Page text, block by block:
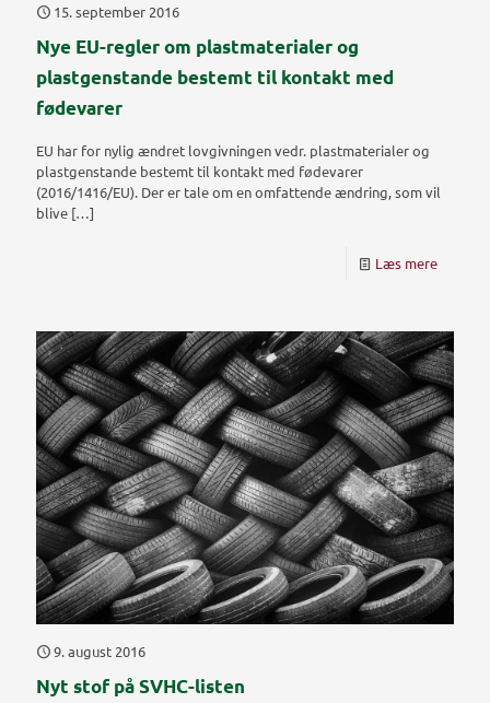
15. september 2016
Nye EU-regler om plastmaterialer og
plastgenstande bestemt til kontakt med
fødevarer
EU har for nylig ændret lovgivningen vedr. plastmaterialer og
plastgenstande bestemt til kontakt med fødevarer
(2016/1416/EU). Der er tale om en omfattende ændring, som vil
blive […]
Læs mere
9. august 2016
Nyt stof på SVHC-listen